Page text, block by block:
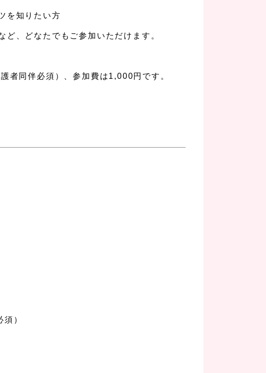
を知りたい方
、どなたでもご参加いただけます。
者同伴必須）、参加費は1,000円です。
）